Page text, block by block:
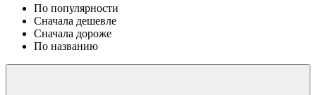
По популярности
Сначала дешевле
Сначала дороже
По названию